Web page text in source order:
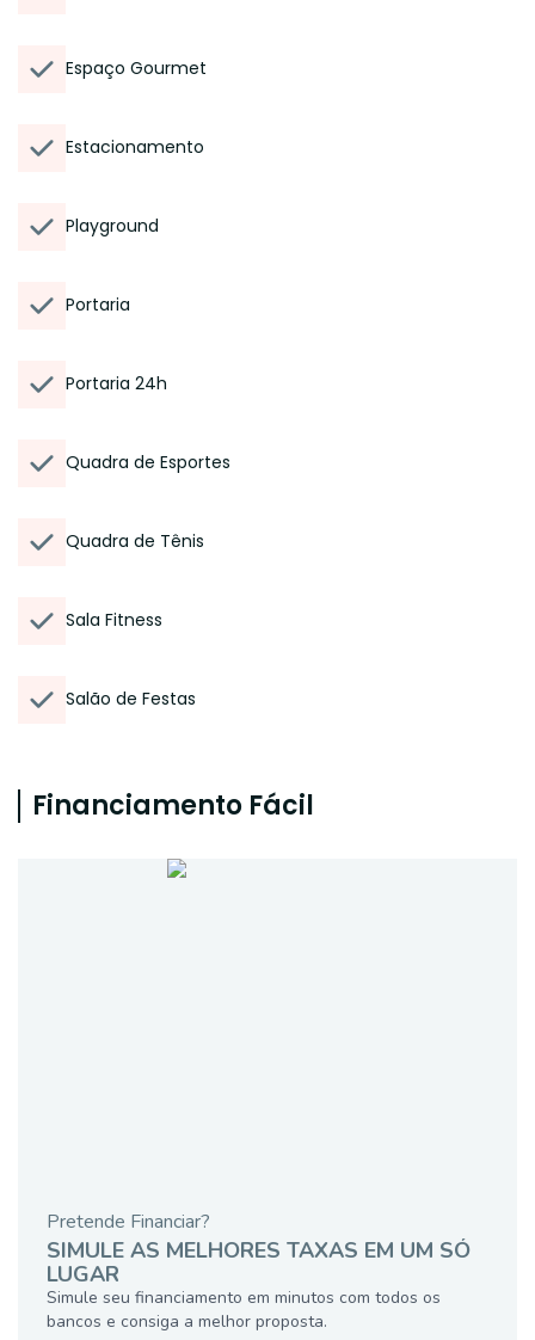
Espaço Gourmet
Estacionamento
Playground
Portaria
Portaria 24h
Quadra de Esportes
Quadra de Tênis
Sala Fitness
Salão de Festas
Financiamento Fácil
Pretende Financiar?
SIMULE AS MELHORES TAXAS EM UM SÓ
LUGAR
Simule seu financiamento em minutos com todos os
bancos e consiga a melhor proposta.